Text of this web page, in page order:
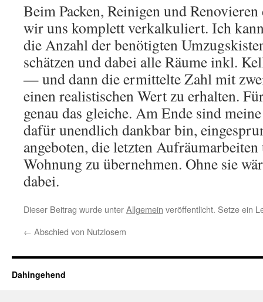
Beim Packen, Reinigen und
wir uns komplett verkalkuliert. Ich
die Anzahl der benötigten
schätzen und dabei alle Räume inkl.
— und dann die ermittelte Zahl mit
einen realistischen Wert zu erhalten.
genau das gleiche. Am Ende sind
dafür unendlich dankbar bin,
angeboten, die letzten
Wohnung zu übernehmen. Ohne sie
dabei.
Dieser Beitrag wurde unterAllgemein veröffentlicht. Setze ein
← Abschied von Nutzlosem
Dahingehend